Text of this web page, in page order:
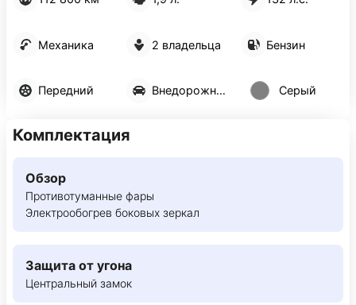
Механика 2 владельца Бензин
Передний Внедорожник 5 дв. Серый
Комплектация
Обзор
Противотуманные фары
Электрообогрев боковых зеркал
Защита от угона
Центральный замок